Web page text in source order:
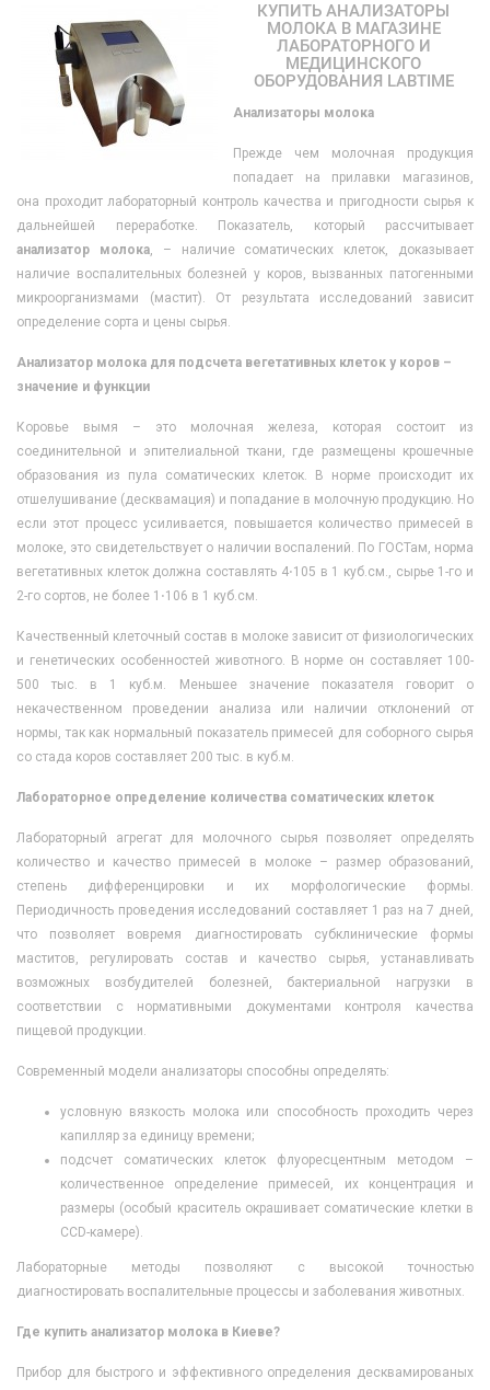
КУПИТЬ АНАЛИЗАТОРЫ
МОЛОКА В МАГАЗИНЕ
ЛАБОРАТОРНОГО И
МЕДИЦИНСКОГО
ОБОРУДОВАНИЯ LABTIME
Анализаторы молока
Прежде чем молочная продукция
попадает на прилавки магазинов,
она проходит лабораторный контроль качества и пригодности сырья к
дальнейшей переработке. Показатель, который рассчитывает
анализатор молока, – наличие соматических клеток, доказывает
наличие воспалительных болезней у коров, вызванных патогенными
микроорганизмами (мастит). От результата исследований зависит
определение сорта и цены сырья.
Анализатор молока для подсчета вегетативных клеток у коров –
значение и функции
Коровье вымя – это молочная железа, которая состоит из
соединительной и эпителиальной ткани, где размещены крошечные
образования из пула соматических клеток. В норме происходит их
отшелушивание (десквамация) и попадание в молочную продукцию. Но
если этот процесс усиливается, повышается количество примесей в
молоке, это свидетельствует о наличии воспалений. По ГОСТам, норма
вегетативных клеток должна составлять 4⋅105 в 1 куб.см., сырье 1-го и
2-го сортов, не более 1⋅106 в 1 куб.см.
Качественный клеточный состав в молоке зависит от физиологических
и генетических особенностей животного. В норме он составляет 100-
500 тыс. в 1 куб.м. Меньшее значение показателя говорит о
некачественном проведении анализа или наличии отклонений от
нормы, так как нормальный показатель примесей для соборного сырья
со стада коров составляет 200 тыс. в куб.м.
Лабораторное определение количества соматических клеток
Лабораторный агрегат для молочного сырья позволяет определять
количество и качество примесей в молоке – размер образований,
степень дифференцировки и их морфологические формы.
Периодичность проведения исследований составляет 1 раз на 7 дней,
что позволяет вовремя диагностировать субклинические формы
маститов, регулировать состав и качество сырья, устанавливать
возможных возбудителей болезней, бактериальной нагрузки в
соответствии с нормативными документами контроля качества
пищевой продукции.
Современный модели анализаторы способны определять:
условную вязкость молока или способность проходить через
капилляр за единицу времени;
подсчет соматических клеток флуоресцентным методом –
количественное определение примесей, их концентрация и
размеры (особый краситель окрашивает соматические клетки в
ССD-камере).
Лабораторные методы позволяют с высокой точностью
диагностировать воспалительные процессы и заболевания животных.
Где купить анализатор молока в Киеве?
Прибор для быстрого и эффективного определения десквамированых